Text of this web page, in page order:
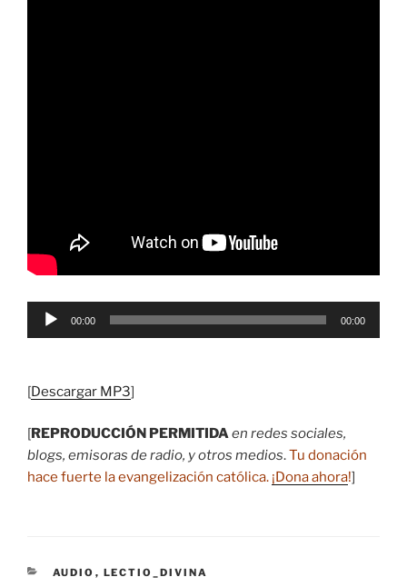
Reproductor
00:00 00:00
[Descargar MP3]
[REPRODUCCIÓN PERMITIDAen redes sociales,
blogs, emisoras de radio, y otros medios.Tu donación
hace fuerte la evangelización católica. ¡Dona ahora!]
CATEGORÍAS
AUDIO , LECTIO_DIVINA